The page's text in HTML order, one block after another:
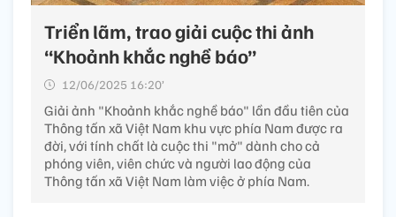
Triển lãm, trao giải cuộc thi ảnh
“Khoảnh khắc nghề báo”
12/06/2025 16:20’
Giải ảnh "Khoảnh khắc nghề báo" lần đầu tiên của
Thông tấn xã Việt Nam khu vực phía Nam được ra
đời, với tính chất là cuộc thi "mở" dành cho cả
phóng viên, viên chức và người lao động của
Thông tấn xã Việt Nam làm việc ở phía Nam.